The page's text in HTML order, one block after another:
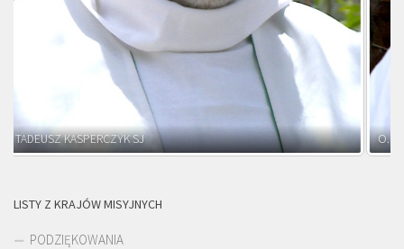
O. ADNRZEJ LEŚNIARA SJ
LISTY Z KRAJÓW MISYJNYCH
PODZIĘKOWANIA